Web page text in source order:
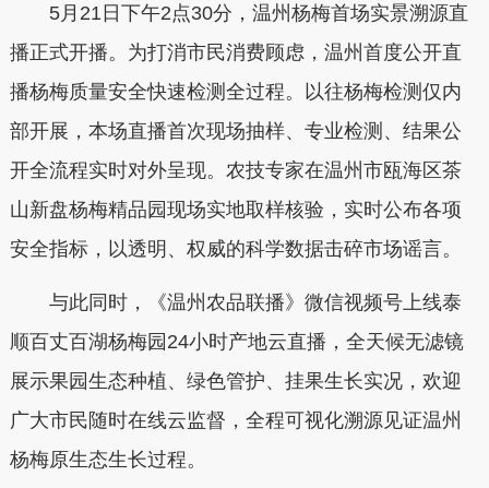
5月21日下午2点30分，温州杨梅首场实景溯源直
播正式开播。为打消市民消费顾虑，温州首度公开直
播杨梅质量安全快速检测全过程。以往杨梅检测仅内
部开展，本场直播首次现场抽样、专业检测、结果公
开全流程实时对外呈现。农技专家在温州市瓯海区茶
山新盘杨梅精品园现场实地取样核验，实时公布各项
安全指标，以透明、权威的科学数据击碎市场谣言。
与此同时，《温州农品联播》微信视频号上线泰
顺百丈百湖杨梅园24小时产地云直播，全天候无滤镜
展示果园生态种植、绿色管护、挂果生长实况，欢迎
广大市民随时在线云监督，全程可视化溯源见证温州
杨梅原生态生长过程。